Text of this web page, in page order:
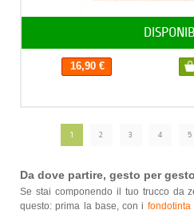
16,90 €
1 2 3 4 5
Da dove partire, gesto per gesto
Se stai componendo il tuo trucco da
questo: prima la base, con i fondotinta